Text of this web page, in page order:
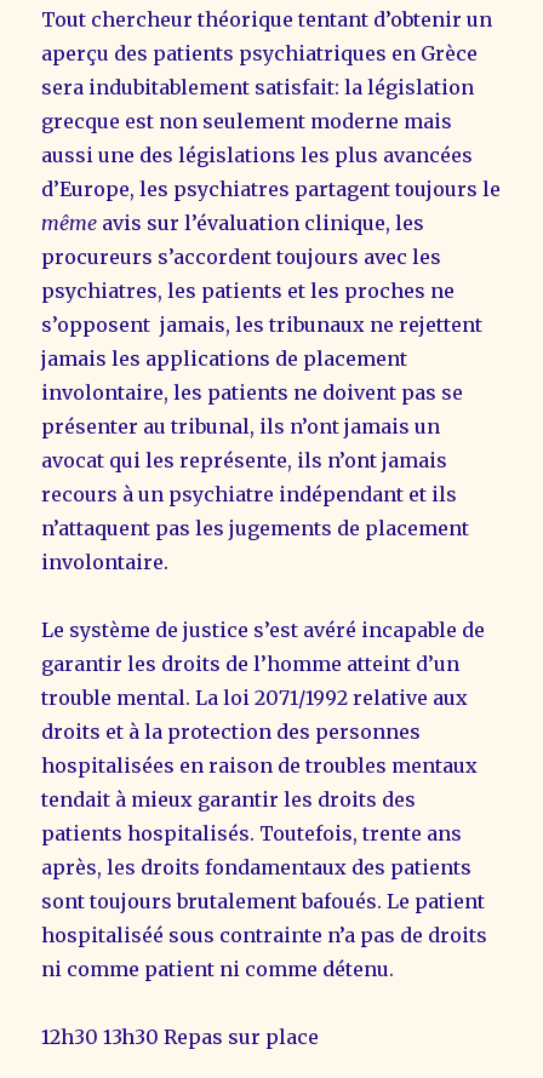
Tout chercheur théorique tentant d’obtenir un
aperçu des patients psychiatriques en Grèce
sera indubitablement satisfait: la législation
grecque est non seulement moderne mais
aussi une des législations les plus avancées
d’Europe, les psychiatres partagent toujours le
même avis sur l’évaluation clinique, les
procureurs s’accordent toujours avec les
psychiatres, les patients et les proches ne
s’opposent jamais, les tribunaux ne rejettent
jamais les applications de placement
involontaire, les patients ne doivent pas se
présenter au tribunal, ils n’ont jamais un
avocat qui les représente, ils n’ont jamais
recours à un psychiatre indépendant et ils
n’attaquent pas les jugements de placement
involontaire.
Le système de justice s’est avéré incapable de
garantir les droits de l’homme atteint d’un
trouble mental. La loi 2071/1992 relative aux
droits et à la protection des personnes
hospitalisées en raison de troubles mentaux
tendait à mieux garantir les droits des
patients hospitalisés. Toutefois, trente ans
après, les droits fondamentaux des patients
sont toujours brutalement bafoués. Le patient
hospitaliséé sous contrainte n’a pas de droits
ni comme patient ni comme détenu.
12h30 13h30 Repas sur place